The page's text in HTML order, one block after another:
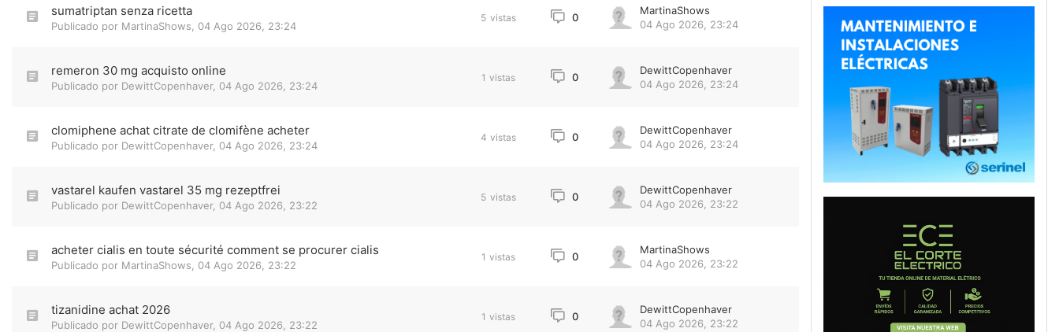
sumatriptan senza ricetta
Publicado por MartinaShows 04 Ago 2026, 23:24
5 vistas 0
MartinaShows
04 Ago 2026, 23:24
remeron 30 mg acquisto online
Publicado por DewittCopenhaver, 04 Ago 2026, 23:24
1 vistas 0
DewittCopenhaver
04 Ago 2026, 23:24
clomiphene achat citrate de clomifène acheter
Publicado por DewittCopenhaver, 04 Ago 2026, 23:24
4 vistas 0
DewittCopenhaver
04 Ago 2026, 23:24
vastarel kaufen vastarel 35 mg rezeptfrei
Publicado por DewittCopenhaver, 04 Ago 2026, 23:22
5 vistas 0
DewittCopenhaver
04 Ago 2026, 23:22
acheter cialis en toute sécurité comment se procurer cialis
Publicado por MartinaShows 04 Ago 2026, 23:22
1 vistas 0
MartinaShows
04 Ago 2026, 23:22
tizanidine achat 2026
Publicado por DewittCopenhaver, 04 Ago 2026, 23:22
1 vistas 0
DewittCopenhaver
04 Ago 2026, 23:22